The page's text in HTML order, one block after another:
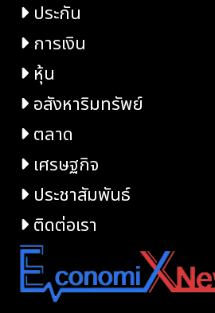
ประกัน
การเงิน
หุ้น
อสังหาริมทรัพย์
ตลาด
เศรษฐกิจ
ประชาสัมพันธ์
ติดต่อเรา